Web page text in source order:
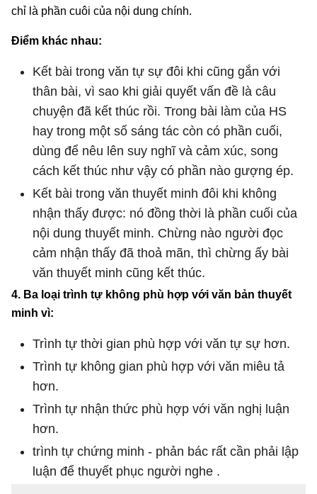
chỉ là phần cuôi của nội dung chính.
Điểm khác nhau:
Kết bài trong văn tự sự đôi khi cũng gắn với
thân bài, vì sao khi giải quyết vấn đề là câu
chuyện đã kết thúc rồi. Trong bài làm của HS
hay trong một số sáng tác còn có phần cuối,
dùng để nêu lên suy nghĩ và cảm xúc, song
cách kết thúc như vậy có phần nào gượng ép.
Kết bài trong văn thuyết minh đôi khi không
nhận thấy được: nó đồng thời là phần cuối của
nội dung thuyết minh. Chừng nào người đọc
cảm nhận thấy đã thoả mãn, thì chừng ấy bài
văn thuyết minh cũng kết thúc.
4. Ba loại trình tự không phù hợp với văn bản thuyết
minh vì:
Trình tự thời gian phù hợp với văn tự sự hơn.
Trình tự không gian phù hợp với văn miêu tả
hơn.
Trình tự nhận thức phù hợp với văn nghị luận
hơn.
trình tự chứng minh - phản bác rất cần phải lập
luận để thuyết phục người nghe .